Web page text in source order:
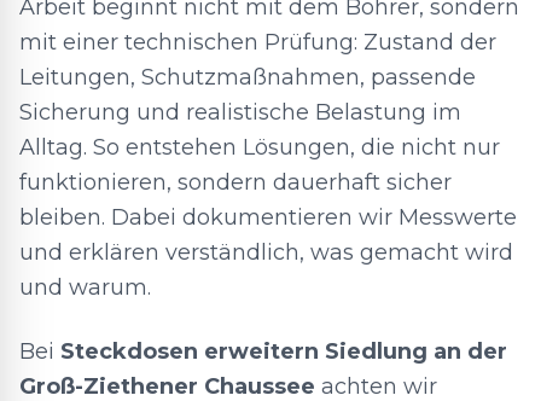
Arbeit beginnt nicht mit dem Bohrer, sondern
mit einer technischen Prüfung: Zustand der
Leitungen, Schutzmaßnahmen, passende
Sicherung und realistische Belastung im
Alltag. So entstehen Lösungen, die nicht nur
funktionieren, sondern dauerhaft sicher
bleiben. Dabei dokumentieren wir Messwerte
und erklären verständlich, was gemacht wird
und warum.
Bei Steckdosen erweitern Siedlung an der
Groß-Ziethener Chaussee achten wir